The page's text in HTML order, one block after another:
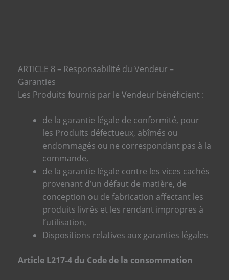
ARTICLE 8 – Responsabilité du Vendeur –
Garanties
Les Produits fournis par le Vendeur bénéficient :
de la garantie légale de conformité, pour
les Produits défectueux, abîmés ou
endommagés ou ne correspondant pas à la
commande,
de la garantie légale contre les vices cachés
provenant d’un défaut de matière, de
conception ou de fabrication affectant les
produits livrés et les rendant impropres à
l’utilisation,
Dispositions relatives aux garanties légales
Article L217-4 du Code de la consommation